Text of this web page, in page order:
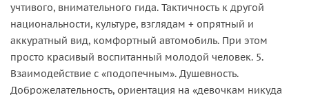
учтивого, внимательного гида. Тактичность к другой
национальности, культуре, взглядам + опрятный и
аккуратный вид, комфортный автомобиль. При этом
просто красивый воспитанный молодой человек. 5.
Взаимодействие с «подопечным». Душевность.
Доброжелательность, ориентация на «девочкам никуда